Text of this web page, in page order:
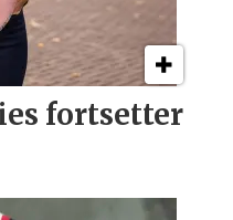
fortsetter